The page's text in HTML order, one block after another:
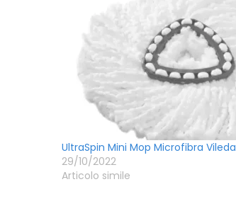
UltraSpin Mini Mop Microfibra Vileda
29/10/2022
Articolo simile